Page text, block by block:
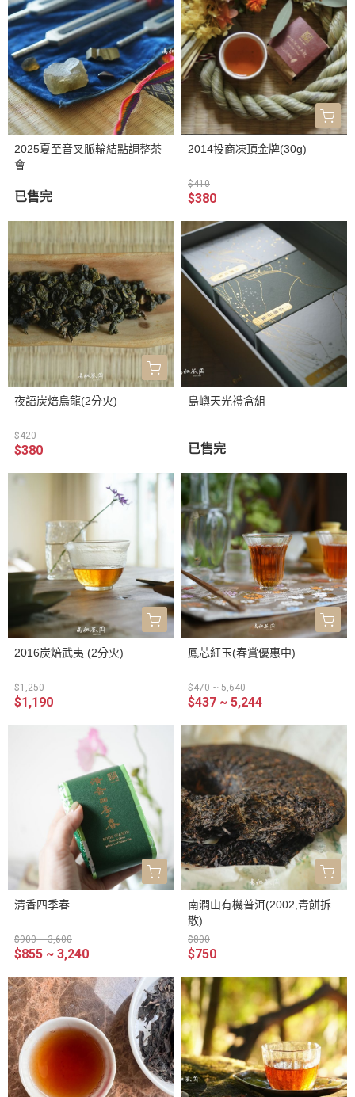
2025夏至音叉脈輪結點調整茶
會
已售完
2014投商凍頂金牌(30g)
$410
$380
夜語炭焙烏龍(2分火)
$420
$380
島嶼天光禮盒組
已售完
2016炭焙武夷 (2分火)
$1,250
$1,190
鳳芯紅玉(春賞優惠中)
$470 ~ 5,640
$437 ~ 5,244
清香四季春
$900 ~ 3,600
$855 ~ 3,240
南澗山有機普洱(2002,青餅拆
散)
$800
$750